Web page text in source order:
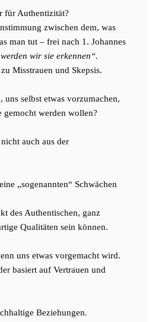
für Authentizität?
zwischen dem, was
man tut – frei nach 1. Johannes
wir sie erkennen“.
Misstrauen und Skepsis.
uns selbst etwas vorzumachen,
werden wollen?
auch aus der
„sogenannten“ Schwächen
des Authentischen, ganz
Qualitäten sein können.
uns etwas vorgemacht wird.
basiert auf Vertrauen und
Beziehungen.